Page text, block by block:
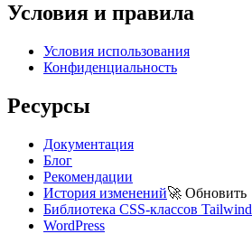
Условия и правила
Условия использования
Конфиденциальность
Ресурсы
Документация
Блог
Рекомендации
История изменений🚀 Обновить
Библиотека CSS-классов Tailwind
WordPress